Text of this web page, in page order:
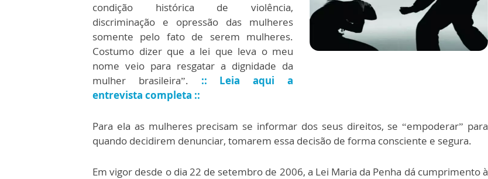
condição histórica de violência,
discriminação e opressão das mulheres
somente pelo fato de serem mulheres.
Costumo dizer que a lei que leva o meu
nome veio para resgatar a dignidade da
mulher brasileira”. :: Leia aqui a
entrevista completa ::
Para ela as mulheres precisam se informar dos seus direitos, se “empoderar” para
quando decidirem denunciar, tomarem essa decisão de forma consciente e segura.
Em vigor desde o dia 22 de setembro de 2006, a Lei Maria da Penha dá cumprimento à